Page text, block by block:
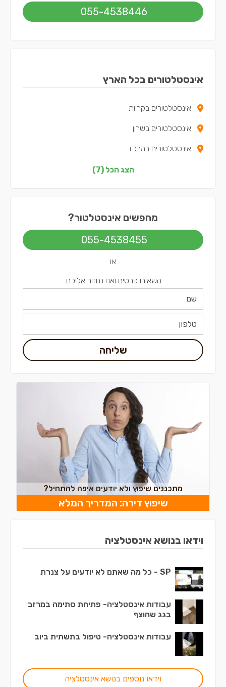
055-4538446
אינסטלטורים בכל הארץ
אינסטלטורים בקריות
אינסטלטורים בשרון
אינסטלטורים במרכז
אינסטלטורים בצפון
אינסטלטורים בדרום
אינסטלטורים בתל אביב
הצג הכל (7)
מחפשים אינסטלטור?
055-4538455
או
השאירו פרטים ואנו נחזור אליכם:
שליחה
מתכננים שיפוץ ולא יודעים איפה להתחיל?
שיפוץ דירה: המדריך המלא
וידאו בנושא אינסטלציה
SP - כל מה שאתם לא יודעים על צנרת
עבודות אינסטלציה- פתיחת סתימה במרזב
בגג שהוצף
עבודות אינסטלציה- טיפול בתשתית ביוב
וידאו נוספים בנושא אינסטלציה